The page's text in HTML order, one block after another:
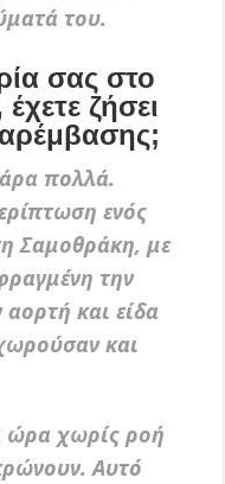
του.
σας στο
ζήσει
πολλά.
ενός
Σαμοθράκη, με
την
και είδα
και
ώρα χωρίς ροή
Αυτό